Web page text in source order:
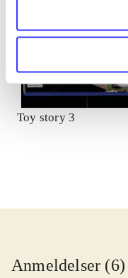
Toy story 3
Anmeldelser (6)